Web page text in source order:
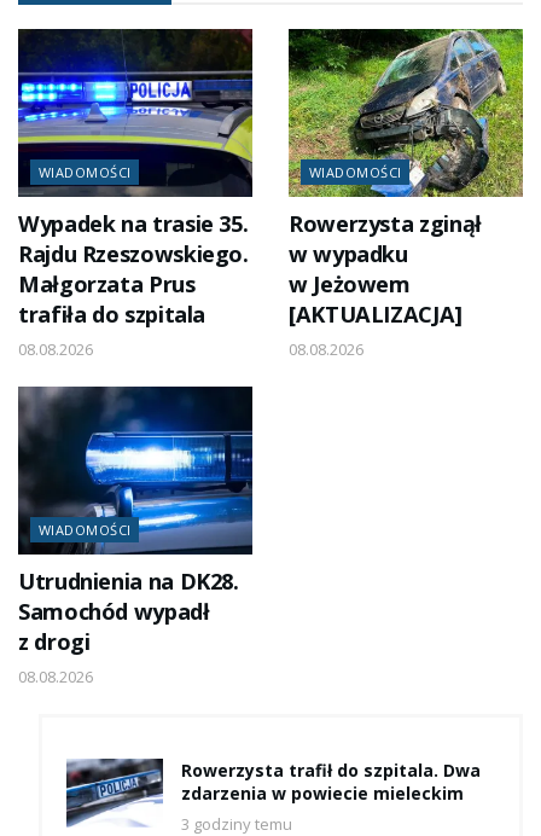
WIADOMOŚCI
Wypadek na trasie 35.
Rajdu Rzeszowskiego.
Małgorzata Prus
trafiła do szpitala
08.08.2026
WIADOMOŚCI
Rowerzysta zginął
w wypadku
w Jeżowem
[AKTUALIZACJA]
08.08.2026
WIADOMOŚCI
Utrudnienia na DK28.
Samochód wypadł
z drogi
08.08.2026
Rowerzysta trafił do szpitala. Dwa
zdarzenia w powiecie mieleckim
3 godziny temu